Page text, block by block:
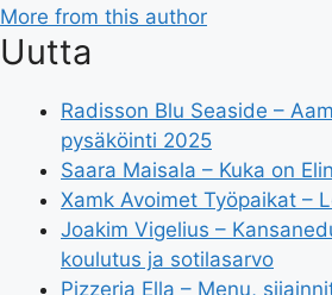
More from this author
Uutta
Radisson Blu Seaside –
pysäköinti 2025
Saara Maisala – Kuka on
Xamk Avoimet Työpaikat –
Joakim Vigelius –
koulutus ja sotilasarvo
Pizzeria Ella – Menu,